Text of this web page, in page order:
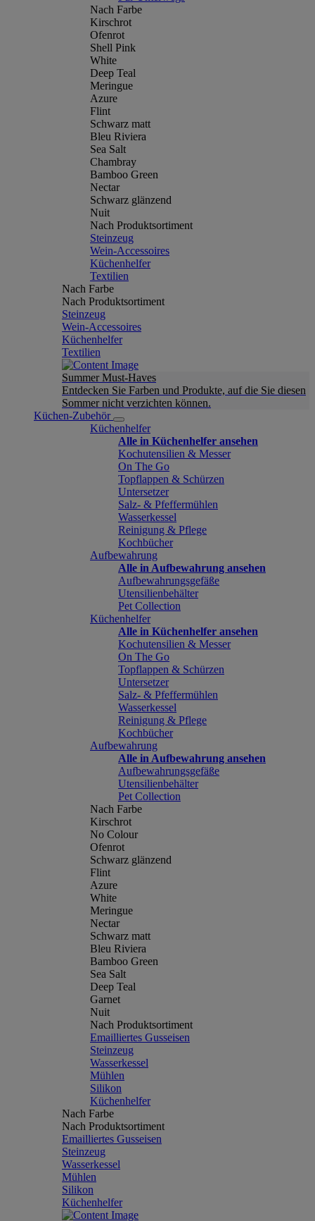
Nach Farbe
Kirschrot
Ofenrot
Shell Pink
White
Deep Teal
Meringue
Azure
Flint
Schwarz matt
Bleu Riviera
Sea Salt
Chambray
Bamboo Green
Nectar
Schwarz glänzend
Nuit
Nach Produktsortiment
Steinzeug
Wein-Accessoires
Küchenhelfer
Textilien
Nach Farbe
Nach Produktsortiment
Steinzeug
Wein-Accessoires
Küchenhelfer
Textilien
Summer Must-Haves
Entdecken Sie Farben und Produkte, auf die Sie diesen
Sommer nicht verzichten können.
Küchen-Zubehör
Küchenhelfer
Alle in Küchenhelfer ansehen
Kochutensilien & Messer
On The Go
Topflappen & Schürzen
Untersetzer
Salz- & Pfeffermühlen
Wasserkessel
Reinigung & Pflege
Kochbücher
Aufbewahrung
Alle in Aufbewahrung ansehen
Aufbewahrungsgefäße
Utensilienbehälter
Pet Collection
Küchenhelfer
Alle in Küchenhelfer ansehen
Kochutensilien & Messer
On The Go
Topflappen & Schürzen
Untersetzer
Salz- & Pfeffermühlen
Wasserkessel
Reinigung & Pflege
Kochbücher
Aufbewahrung
Alle in Aufbewahrung ansehen
Aufbewahrungsgefäße
Utensilienbehälter
Pet Collection
Nach Farbe
Kirschrot
No Colour
Ofenrot
Schwarz glänzend
Flint
Azure
White
Meringue
Nectar
Schwarz matt
Bleu Riviera
Bamboo Green
Sea Salt
Deep Teal
Garnet
Nuit
Nach Produktsortiment
Emailliertes Gusseisen
Steinzeug
Wasserkessel
Mühlen
Silikon
Küchenhelfer
Nach Farbe
Nach Produktsortiment
Emailliertes Gusseisen
Steinzeug
Wasserkessel
Mühlen
Silikon
Küchenhelfer